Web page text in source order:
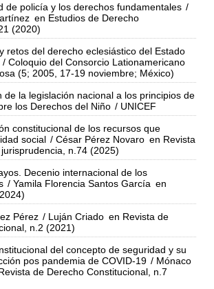
de policía y los derechos fundamentales /
en Estudios de Derecho
(2020)
retos del derecho eclesiástico del Estado
/ Coloquio del Consorcio Lationamericano
(5; 2005, 17-19 noviembre; México)
de la legislación nacional a los principios de
los Derechos del Niño / UNICEF
constitucional de los recursos que
social / César Pérez Novaro en Revista
n.74 (2025)
Decenio internacional de los
/ Yamila Florencia Santos García en
Pérez / Luján Criado en Revista de
n.2 (2021)
del concepto de seguridad y su
pos pandemia de COVID-19 / Mónaco
de Derecho Constitucional, n.7